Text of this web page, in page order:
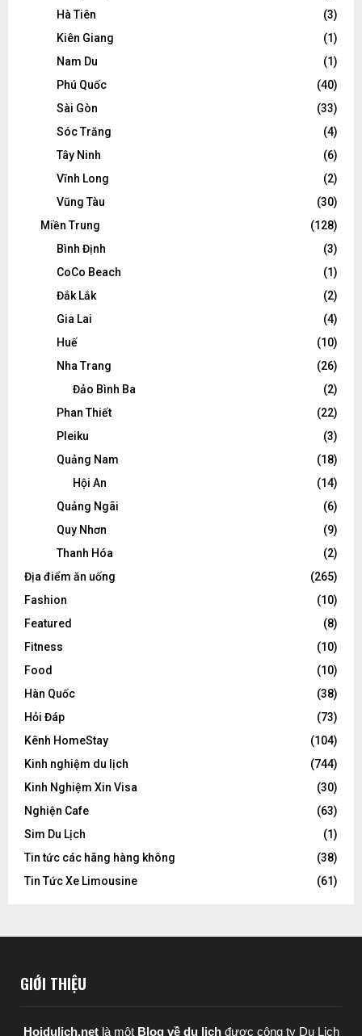
Hà Tiên
(3)
Kiên Giang
(1)
Nam Du
(1)
Phú Quốc
(40)
Sài Gòn
(33)
Sóc Trăng
(4)
Tây Ninh
(6)
Vĩnh Long
(2)
Vũng Tàu
(30)
Miền Trung
(128)
Bình Định
(3)
CoCo Beach
(1)
Đắk Lắk
(2)
Gia Lai
(4)
Huế
(10)
Nha Trang
(26)
Đảo Bình Ba
(2)
Phan Thiết
(22)
Pleiku
(3)
Quảng Nam
(18)
Hội An
(14)
Quảng Ngãi
(6)
Quy Nhơn
(9)
Thanh Hóa
(2)
Địa điểm ăn uống
(265)
Fashion
(10)
Featured
(8)
Fitness
(10)
Food
(10)
Hàn Quốc
(38)
Hỏi Đáp
(73)
Kênh HomeStay
(104)
Kinh nghiệm du lịch
(744)
Kinh Nghiệm Xin Visa
(30)
Nghiện Cafe
(63)
Sim Du Lịch
(1)
Tin tức các hãng hàng không
(38)
Tin Tức Xe Limousine
(61)
GIỚI THIỆU
Hoidulich.net là một Blog về du lịchđược công ty Du Lịch